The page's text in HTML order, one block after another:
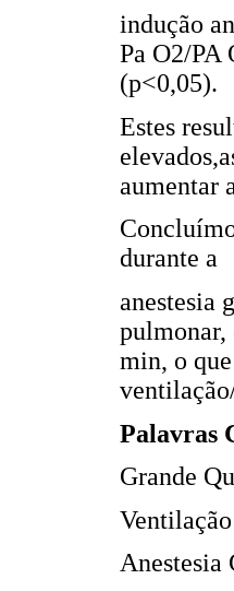
indução
Pa O2/PA
(p<0,05).
Estes
aumentar
durante a
anestesia
pulmonar,
min, o
Palavras
Grande
Anestesia